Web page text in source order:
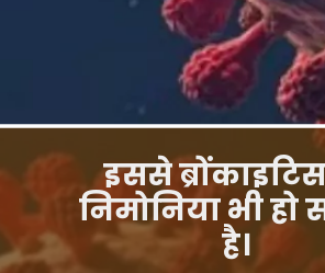
इससे
निमोनिया भी हो
है।